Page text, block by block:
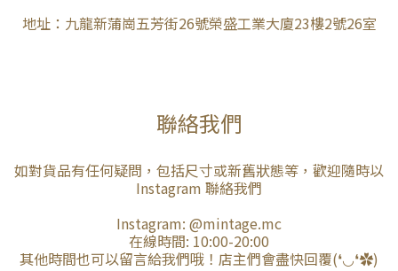
地址：九龍新蒲崗五芳街26號榮盛工業大廈23樓2號26室
聯絡我們
如對貨品有任何疑問，包括尺寸或新舊狀態等，歡迎隨時以
Instagram 聯絡我們
Instagram: @mintage.mc
在線時間: 10:00-20:00
其他時間也可以留言給我們哦！店主們會盡快回覆(❛◡❛✿)